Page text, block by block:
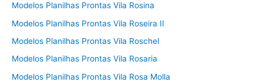
Modelos Planilhas Prontas Vila Rosina
Modelos Planilhas Prontas Vila Roseira II
Modelos Planilhas Prontas Vila Roschel
Modelos Planilhas Prontas Vila Rosaria
Modelos Planilhas Prontas Vila Rosa Molla